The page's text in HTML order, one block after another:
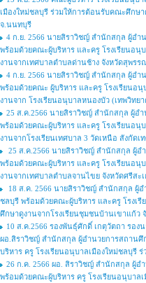
เมืองใหม่ชลบุรี ร่วมให้การต้อนรับคณะศึกษ
จ.นนทบุรี
4 ก.ย. 2566 นายสิราวิชญ์ สำนักสกุล ผู้อำ
พร้อมด้วยคณะผู้บริหาร และครู โรงเรียนอ
งานจากเทศบาลตำบลด่านช้าง จังหวัดสุพรร
4 ก.ย. 2566 นายสิราวิชญ์ สำนักสกุล ผู้อำ
พร้อมด้วยคณะ ผู้บริหาร และครู โรงเรียนอ
งานจาก โรงเรียนอนุบาลหนองบัว (เทพวิทย
25 ส.ค.2566 นายสิราวิชญ์ สำนักสกุล ผู้อ
พร้อมด้วยคณะผู้บริหาร และครู โรงเรียนอ
งานจากโรงเรียนเทศบาล 3 วัดเหนือ สังกัด
25 ส.ค.2566 นายสิราวิชญ์ สำนักสกุล ผู้อ
พร้อมด้วยคณะผู้บริหาร และครู โรงเรียนอ
งานจากเทศบาลตำบลจานไขย จังหวัดศรีสะ
18 ส.ค. 2566 นายสิราวิชญ์ สำนักสกุล ผู้
ชลบุรี พร้อมด้วยคณะผู้บริหาร และครู โรงเ
ศึกษาดูงานจากโรงเรียนชุมชนบ้านเขาแก้ว
10 ส.ค.2566 รองพันธ์ุศักดิ์ เกตุวัตถา รอ
ผอ.สิราวิชญ์ สำนักสกุล ผู้อำนวยการสถานศึ
บริหาร ครู โรงเรียนอนุบาลเมืองใหม่ชลบุ
26 ก.ค. 2566 ผอ. สิราวิชญ์ สำนักสกุล ผู้อ
พร้อมด้วยคณะผู้บริหาร ครู โรงเรียนอนุบาล